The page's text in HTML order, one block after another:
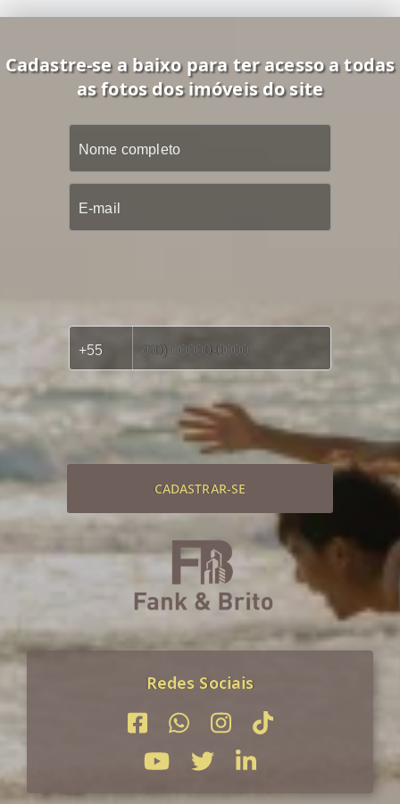
Cadastre-se a baixo para ter acesso a todas
as fotos dos imóveis do site
CADASTRAR-SE
Redes Sociais